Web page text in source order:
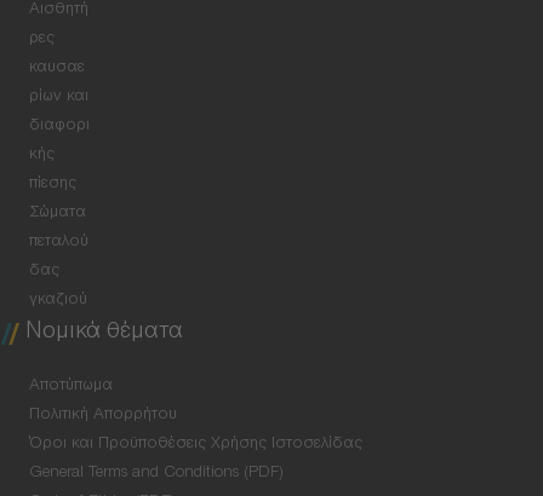
Αισθητή
ρες
καυσαε
ρίων και
διαφορι
κής
πίεσης
Σώματα
πεταλού
δας
γκαζιού
Νομικά θέματα
Αποτύπωμα
Πολιτική Απορρήτου
Όροι και Προϋποθέσεις Χρήσης Ιστοσελίδας
General Terms and Conditions (PDF)